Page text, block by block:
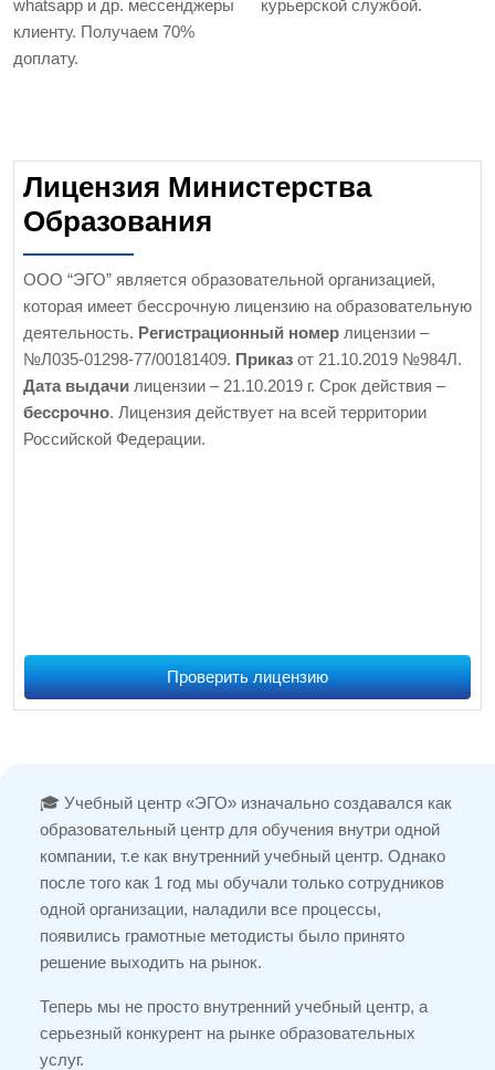
whatsapp и др. мессенджеры
клиенту. Получаем 70%
доплату.
курьерской службой.
Лицензия Министерства
Образования
ООО “ЭГО” является образовательной организацией,
которая имеет бессрочную лицензию на образовательную
деятельность. Регистрационный номер лицензии –
№Л035-01298-77/00181409. Приказ от 21.10.2019 №984Л.
Дата выдачи лицензии – 21.10.2019 г. Срок действия –
бессрочно. Лицензия действует на всей территории
Российской Федерации.
Проверить лицензию
🎓 Учебный центр «ЭГО» изначально создавался как
образовательный центр для обучения внутри одной
компании, т.е как внутренний учебный центр. Однако
после того как 1 год мы обучали только сотрудников
одной организации, наладили все процессы,
появились грамотные методисты было принято
решение выходить на рынок.
Теперь мы не просто внутренний учебный центр, а
серьезный конкурент на рынке образовательных
услуг.